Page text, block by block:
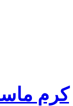
کرم